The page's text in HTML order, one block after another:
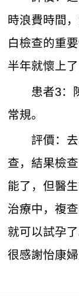
時浪費時間
白檢查的重
半年就懷上
患者3：
常規。
評價：
查，結果檢
能了，但醫
治療中，複
就可以試孕
很感謝怡康